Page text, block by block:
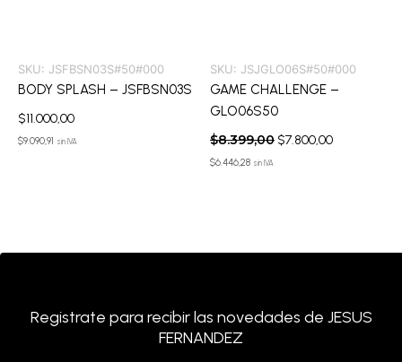
SKU: JSFBSN03S#50#000
BODY SPLASH – JSFBSN03S
$11.000,00
$9.090,91 sin IVA
SKU: JSJGLO06S#50#000
GAME CHALLENGE –
GLO06S50
$8.399,00 $7.800,00
$6.446,28 sin IVA
Registrate para recibir las novedades de JESUS
FERNANDEZ